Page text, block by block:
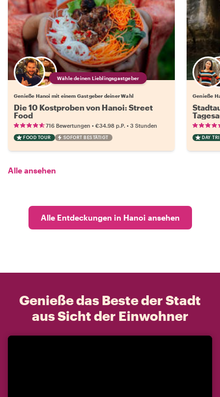
Wähle deinen Lieblingsgastgeber
Genieße Hanoi mit einem Gastgeber deiner Wahl
Die 10 Kostproben von Hanoi: Street
Food
716 Bewertungen • €34.98 p.P. • 3 Stunden
FOOD TOUR SOFORT BESTÄTIGT
Genieße
DAY
Alle ansehen
Alle Entdeckungen in Hanoi ansehen
Genieße das Beste der Stadt
aus Sicht der Einwohner